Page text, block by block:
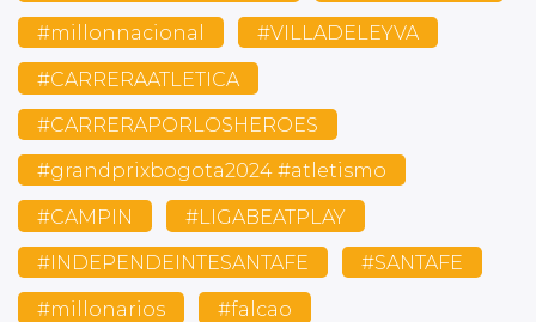
#millonnacional #VILLADELEYVA
#CARRERAATLETICA
#CARRERAPORLOSHEROES
#grandprixbogota2024 #atletismo
#CAMPIN #LIGABEATPLAY
#INDEPENDEINTESANTAFE #SANTAFE
#millonarios #falcao